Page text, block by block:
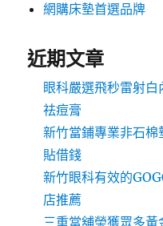
網購床墊首選品牌
近期文章
眼科嚴選飛秒雷射
祛痘膏
新竹當鋪專業非石
貼借錢
新竹眼科有效的
店推薦
三重當舖榮獲眾多